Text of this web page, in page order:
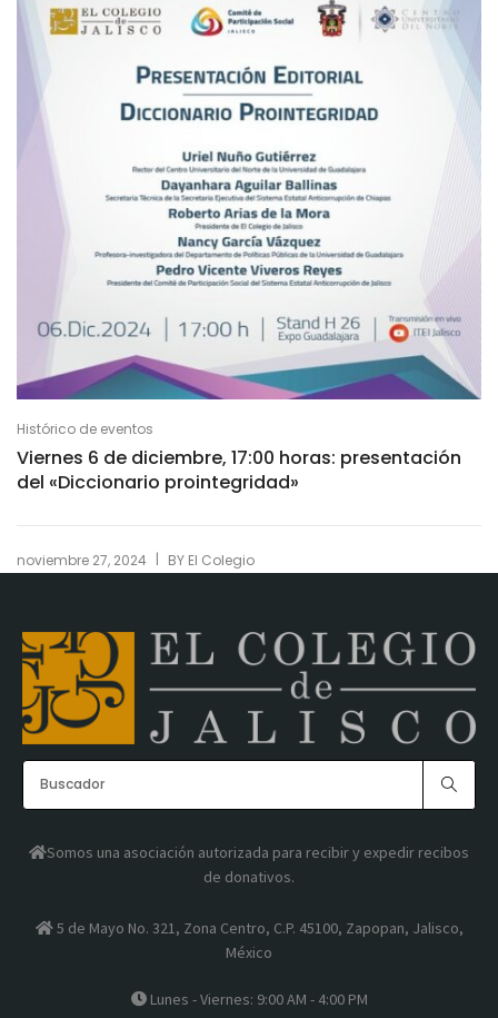
Histórico de eventos
Viernes 6 de diciembre, 17:00 horas: presentación
del «Diccionario prointegridad»
noviembre 27, 2024 | BY El Colegio
Somos una asociación autorizada para recibir y expedir recibos
de donativos.
5 de Mayo No. 321, Zona Centro, C.P. 45100, Zapopan, Jalisco,
México
Lunes - Viernes: 9:00 AM - 4:00 PM